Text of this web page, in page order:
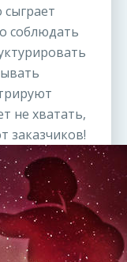
соблюдать
не хватать,
заказчиков!